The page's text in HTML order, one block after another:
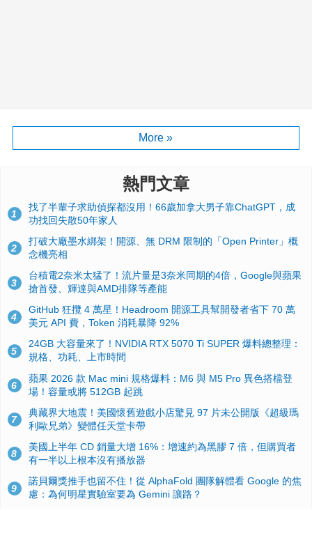
More »
熱門文章
1
找了半輩子求助偵探都沒用！66歲加拿大男子靠ChatGPT，成
功找回失散50年家人
2
打破大廠墨水綁架！開源、無 DRM 限制的「Open Printer」概
念機亮相
3
台積電2奈米太猛了！流片量是3奈米同期的4倍，Google與蘋果
搶首發、輝達與AMD排隊等產能
4
GitHub 狂攬 4 萬星！Headroom 開源工具幫開發者省下 70 萬
美元 API 費，Token 消耗暴降 92%
5
24GB 大容量來了！NVIDIA RTX 5070 Ti SUPER 爆料總整理：
規格、功耗、上市時間
6
蘋果 2026 款 Mac mini 規格爆料：M6 與 M5 Pro 異色搭檔登
場！容量或將 512GB 起跳
7
典藏界大地震！美國懷舊遊戲小店驚見 97 片未公開版《超級瑪
利歐兄弟》變體任天堂卡帶
8
美國上半年 CD 銷量大增 16%：增速約為黑膠 7 倍，但購買者
有一半以上根本沒有播放器
9
諾貝爾獎推手也留不住！從 AlphaFold 團隊解體看 Google 的焦
慮：為何明星實驗室要為 Gemini 讓路？